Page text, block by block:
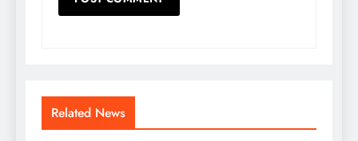
Related News